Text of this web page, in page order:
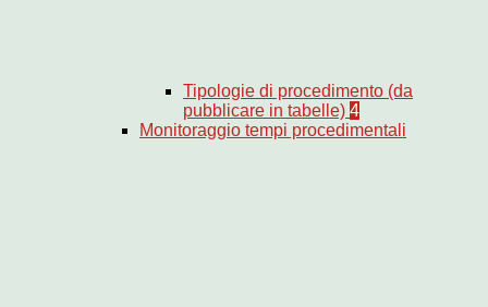
Tipologie di procedimento (da
pubblicare in tabelle) 4
Monitoraggio tempi procedimentali